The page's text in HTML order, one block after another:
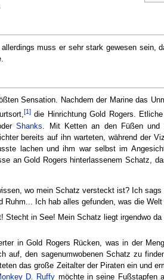
muss er sehr stark gewesen sein,
Sensation. Nachdem der Marine das
[1]die Hinrichtung Gold Rogers.
Shanks
. Mit Ketten an den Füßen und
bereits auf ihn warteten, während der
lachen und ihm war selbst im
an Gold Rogers hinterlassenem Schatz,
wo mein Schatz versteckt ist? Ich sags
Ruhm... Ich hab alles gefunden, was die
Stecht in See! Mein Schatz liegt irgendwo da
in Gold Rogers Rücken, was in der
auf, den sagenumwobenen Schatz zu
das große Zeitalter der Piraten ein und
D. Ruffy möchte in seine Fußstapfen